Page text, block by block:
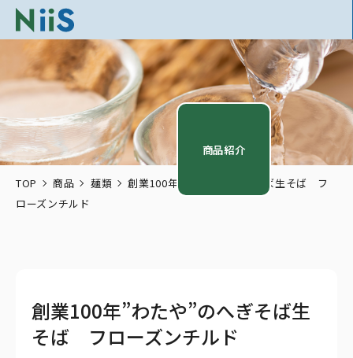
商品紹介
TOP 商品 麺類
創業100年”わたや”のへぎそば生そば フ
ローズンチルド
創業100年”わたや”のへぎそば生
そば フローズンチルド